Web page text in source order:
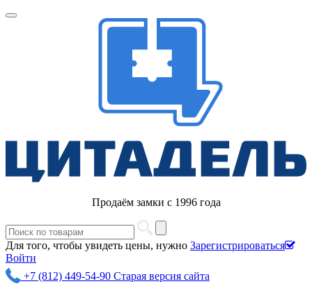
Продаём замки с 1996 года
Для того, чтобы увидеть цены, нужно Зарегистрироваться
Войти
+7 (812) 449-54-90 Старая версия сайта